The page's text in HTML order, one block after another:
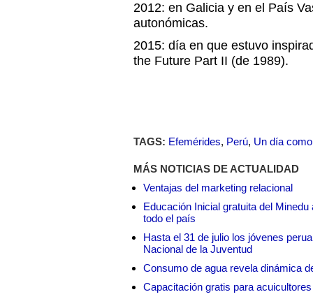
2012: en Galicia y en el País
autonómicas.
2015: día en que estuvo
the Future Part II (de 1989).
TAGS: Efemérides, Perú, Un día
MÁS NOTICIAS DE ACTUALIDAD
Ventajas del marketing relacional
Educación Inicial gratuita del
todo el país
Hasta el 31 de julio los jóvenes
Nacional de la Juventud
Consumo de agua revela dinámica
Capacitación gratis para